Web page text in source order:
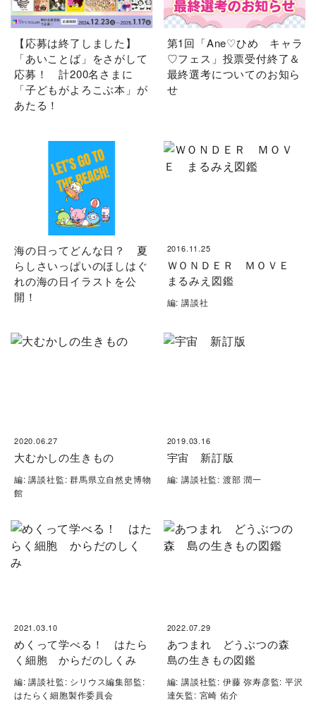
【応募は終了しました】
「あいことば」をさがして
応募！ 計200名さまに
「子どもがよろこぶ本」が
あたる！
第1回「Ane♡ひめ キャラ
♡フェス」投票受付終了＆
最終選考についてのお知ら
せ
海の日ってどんな日？ 夏
らしさいっぱいのほしはぐ
れの海の日イラストを公
開！
2016.11.25
ＷＯＮＤＥＲ ＭＯＶＥ
まるみえ図鑑
編: 講談社
2020.06.27
大むかしの生きもの
編: 講談社監: 群馬県立自然史博物
館
2019.03.16
宇宙 新訂版
編: 講談社監: 渡部 潤一
2021.03.10
めくって学べる！ はたら
く細胞 からだのしくみ
編: 講談社監: シリウス編集部監:
はたらく細胞製作委員会
2022.07.29
あつまれ どうぶつの森
島の生きもの図鑑
編: 講談社監: 伊藤 弥寿彦監: 平沢
達矢監: 宮崎 佑介